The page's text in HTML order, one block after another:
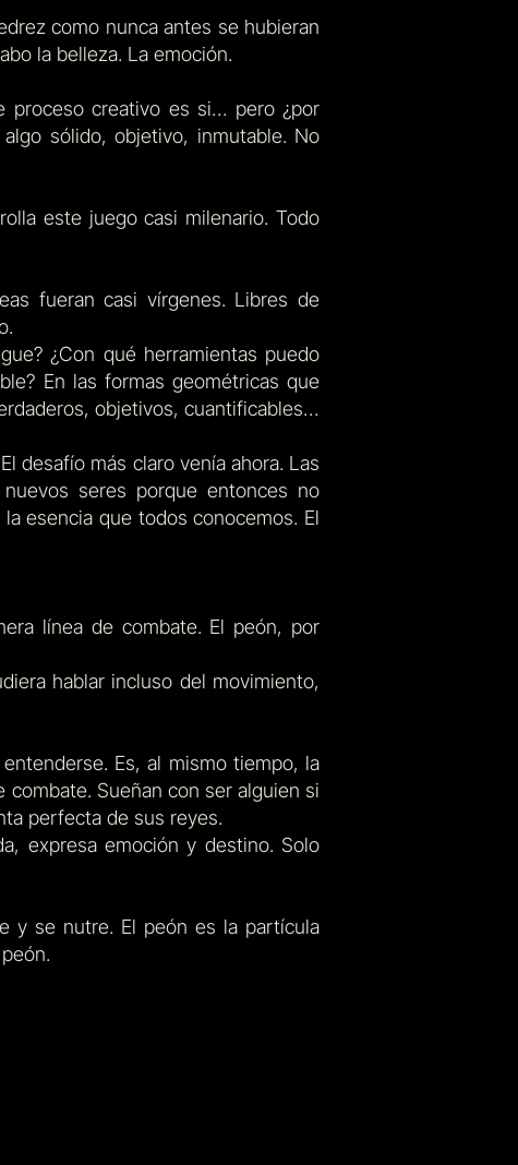
como nunca antes se hubieran
la belleza. La emoción.
proceso creativo es si… pero ¿por
sólido, objetivo, inmutable. No
este juego casi milenario. Todo
fueran casi vírgenes. Libres de
¿Con qué herramientas puedo
En las formas geométricas que
objetivos, cuantificables…
desafío más claro venía ahora. Las
seres porque entonces no
esencia que todos conocemos. El
línea de combate. El peón, por
hablar incluso del movimiento,
Es, al mismo tiempo, la
combate. Sueñan con ser alguien si
perfecta de sus reyes.
expresa emoción y destino. Solo
y se nutre. El peón es la partícula